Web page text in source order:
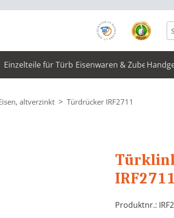
Einzelteile für TürbeschlägeEisenwaren & Zubehör
altverzinkt Türdrücker IRF2711
IRF2711
Produktnr.: